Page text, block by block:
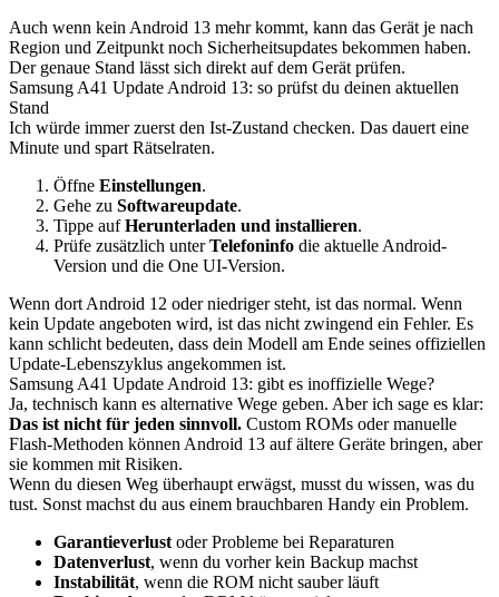
Auch wenn kein Android 13 mehr kommt, kann das Gerät je nach
Region und Zeitpunkt noch Sicherheitsupdates bekommen haben.
Der genaue Stand lässt sich direkt auf dem Gerät prüfen.
Samsung A41 Update Android 13: so prüfst du deinen aktuellen
Stand
Ich würde immer zuerst den Ist-Zustand checken. Das dauert eine
Minute und spart Rätselraten.
Öffne Einstellungen.
Gehe zu Softwareupdate.
Tippe aufHerunterladen und installieren.
Prüfe zusätzlich unterTelefoninfo die aktuelle Android-
Version und die One UI-Version.
Wenn dort Android 12 oder niedriger steht, ist das normal. Wenn
kein Update angeboten wird, ist das nicht zwingend ein Fehler. Es
kann schlicht bedeuten, dass dein Modell am Ende seines offiziellen
Update-Lebenszyklus angekommen ist.
Samsung A41 Update Android 13: gibt es inoffizielle Wege?
Ja, technisch kann es alternative Wege geben. Aber ich sage es klar:
Das ist nicht für jeden sinnvoll. Custom ROMs oder manuelle
Flash-Methoden können Android 13 auf ältere Geräte bringen, aber
sie kommen mit Risiken.
Wenn du diesen Weg überhaupt erwägst, musst du wissen, was du
tust. Sonst machst du aus einem brauchbaren Handy ein Problem.
Garantieverlust oder Probleme bei Reparaturen
Datenverlust, wenn du vorher kein Backup machst
Instabilität, wenn die ROM nicht sauber läuft